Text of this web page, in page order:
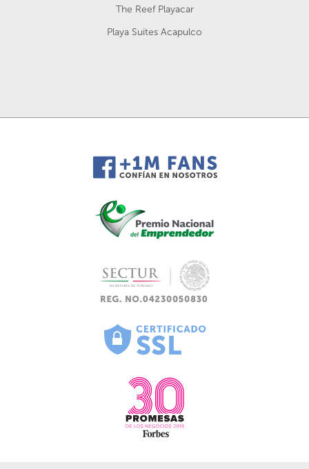
The Reef Playacar
Playa Suites Acapulco